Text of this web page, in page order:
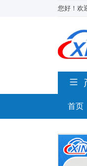
您好！欢
首页